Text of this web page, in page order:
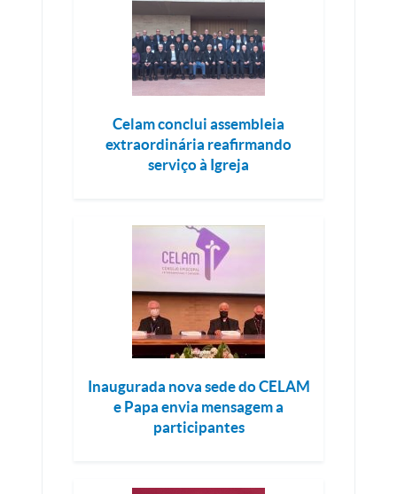
Celam conclui assembleia
extraordinária reafirmando
serviço à Igreja
Inaugurada nova sede do CELAM
e Papa envia mensagem a
participantes